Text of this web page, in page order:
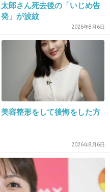
+23 -13
上がったよ
太郎さん死去後の「いじめ告
発」が波紋
2026年8月6日
美容整形をして後悔をした方
2026年8月6日